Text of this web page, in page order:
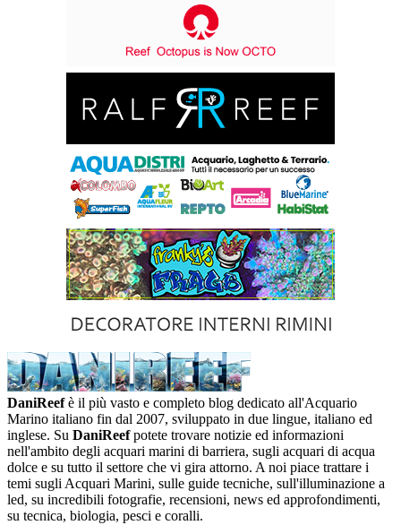
DaniReefè il più vasto e completo blog dedicato all'Acquario
Marino italiano fin dal 2007, sviluppato in due lingue, italiano ed
inglese. Su DaniReefpotete trovare notizie ed informazioni
nell'ambito degli acquari marini di barriera, sugli acquari di acqua
dolce e su tutto il settore che vi gira attorno. A noi piace trattare i
temi sugli Acquari Marini, sulle guide tecniche, sull'illuminazione a
led, su incredibili fotografie, recensioni, news ed approfondimenti,
su tecnica, biologia, pesci e coralli.